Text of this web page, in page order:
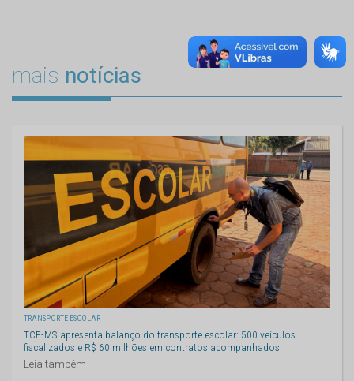
mais notícias
TRANSPORTE ESCOLAR
TCE-MS apresenta balanço do transporte escolar: 500 veículos
fiscalizados e R$ 60 milhões em contratos acompanhados
Leia também